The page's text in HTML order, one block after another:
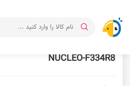
NUCLEO-F334R8